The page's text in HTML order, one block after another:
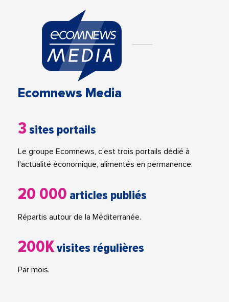
Ecomnews Media
3 sites portails
Le groupe Ecomnews, c'est trois portails dédié à
l'actualité économique, alimentés en permanence.
20 000 articles publiés
Répartis autour de la Méditerranée.
200Kvisites régulières
Par mois.